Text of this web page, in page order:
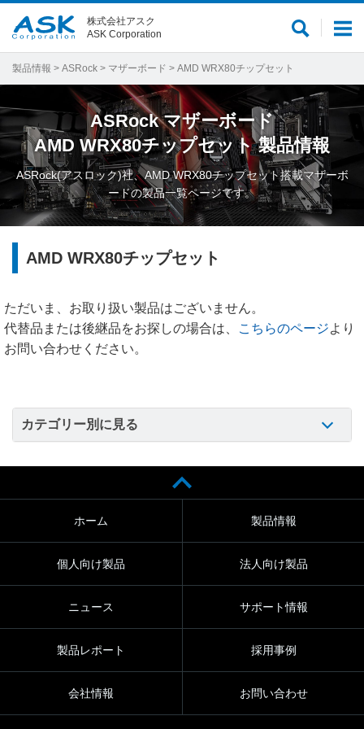
メ
ー
サ
ト
内
検
索
株式会社アスク
ASK Corporation
製品情報 > ASRock > マザーボード > AMD WRX80チップセット
ASRock マザーボード
AMD WRX80チップセット 製品情報
ASRock(アスロック)社、AMD WRX80チップセット搭載マザーボ
ードの製品一覧ページです。
AMD WRX80チップセット
ただいま、お取り扱い製品はございません。
代替品または後継品をお探しの場合は、
こちらのページより
お問い合わせください。
カテゴリー別に見る
ホーム 製品情報
個人向け製品 法人向け製品
ニュース サポート情報
製品レポート 採用事例
会社情報 お問い合わせ